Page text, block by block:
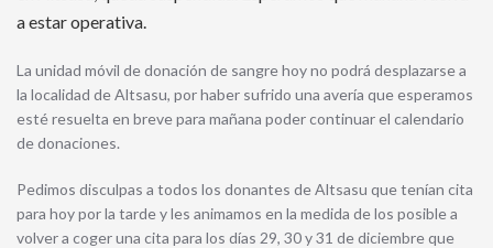
a estar operativa.
La unidad móvil de donación de sangre hoy no podrá desplazarse a
la localidad de Altsasu, por haber sufrido una avería que esperamos
esté resuelta en breve para mañana poder continuar el calendario
de donaciones.
Pedimos disculpas a todos los donantes de Altsasu que tenían cita
para hoy por la tarde y les animamos en la medida de los posible a
volver a coger una cita para los días 29, 30 y 31 de diciembre que